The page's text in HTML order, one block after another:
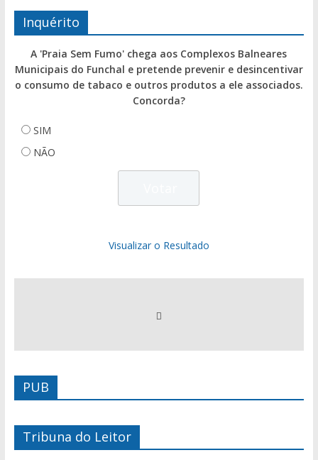
Inquérito
A 'Praia Sem Fumo' chega aos Complexos Balneares
Municipais do Funchal e pretende prevenir e desincentivar
o consumo de tabaco e outros produtos a ele associados.
Concorda?
SIM
NÃO
Visualizar o Resultado
PUB
Tribuna do Leitor